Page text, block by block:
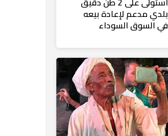
بلدي مدعم لإعادة بيعه
في السوق السوداء